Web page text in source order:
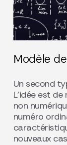
Modèle
Un second
L’idée est
non
numéro
nouveaux